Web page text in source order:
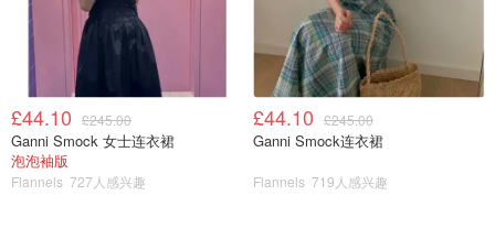
£44.10 £245.00
Ganni Smock 女士连衣裙
泡泡袖版
Flannels 727人感兴趣
£44.10 £245.00
Ganni Smock连衣裙
Flannels 719人感兴趣